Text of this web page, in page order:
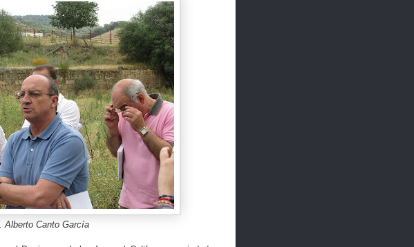
Alberto Canto García